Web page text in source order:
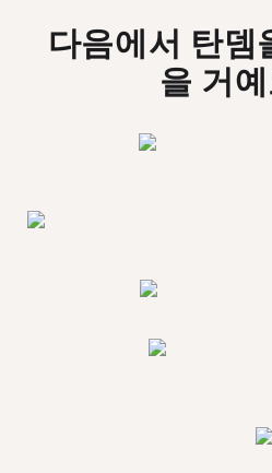
다음에서 탄뎀
을 거